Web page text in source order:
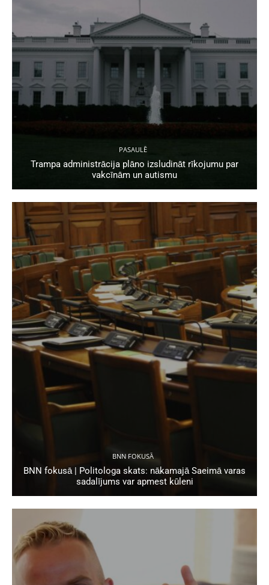
PASAULĒ
Trampa administrācija plāno izsludināt rīkojumu par
vakcīnām un autismu
BNN FOKUSĀ
BNN fokusā | Politologa skats: nākamajā Saeimā varas
sadalījums var apmest kūleni